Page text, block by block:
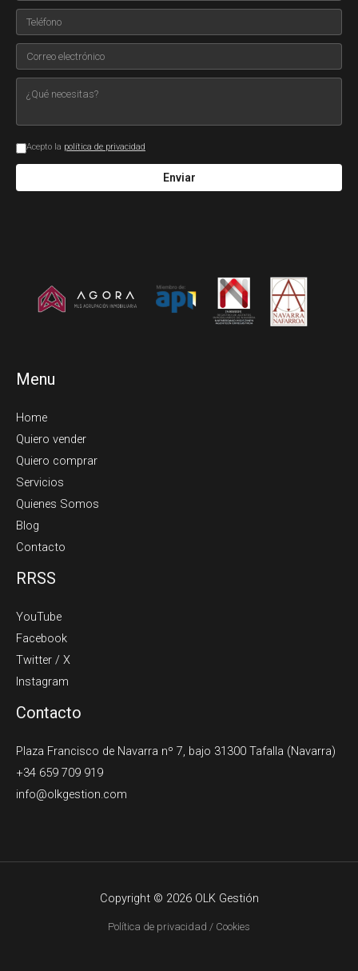
Acepto la política de privacidad
Enviar
Menu
Home
Quiero vender
Quiero comprar
Servicios
Quienes Somos
Blog
Contacto
RRSS
YouTube
Facebook
Twitter / X
Instagram
Contacto
Plaza Francisco de Navarra nº 7, bajo 31300 Tafalla (Navarra)
+34 659 709 919
info@olkgestion.com
Copyright © 2026 OLK Gestión
Política de privacidad / Cookies